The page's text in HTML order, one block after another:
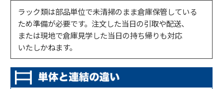
ラック類は部品単位で未清掃のまま倉庫保管している
ため準備が必要です。注文した当日の引取や配送、
または現地で倉庫見学した当日の持ち帰りも対応
いたしかねます。